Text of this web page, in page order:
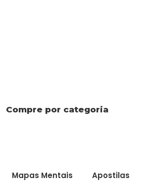
Compre por categoria
Mapas Mentais Apostilas